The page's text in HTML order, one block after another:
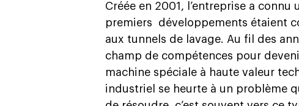
Créée en 2001, l’entreprise a
premiers
développements étaient
aux tunnels de lavage. Au fil des
champ de compétences pour
machine spéciale à haute valeur
industriel se heurte à un problème